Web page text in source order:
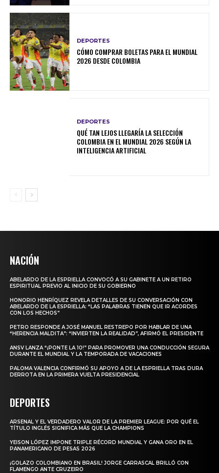
DEPORTES
CÓMO COMPRAR BOLETAS PARA EL MUNDIAL
2026 DESDE COLOMBIA
DEPORTES
QUÉ TAN LEJOS LLEGARÍA LA SELECCIÓN
COLOMBIA EN EL MUNDIAL 2026 SEGÚN LA
INTELIGENCIA ARTIFICIAL
NACIÓN
ABELARDO DE LA ESPRIELLA CONVOCÓ A SU GABINETE A UN RETIRO
ESPIRITUAL PREVIO AL INICIO DE SU GOBIERNO
HONORIO HENRÍQUEZ REVELA DETALLES DE SU CONVERSACIÓN CON
ABELARDO DE LA ESPRIELLA: “LAS PALABRAS TIENEN QUE IR ACORDES
CON LOS HECHOS”
PETRO RESPONDE A JOSÉ MANUEL RESTREPO POR HABLAR DE UNA
“HERENCIA MALDITA”: “INVIERTEN LA REALIDAD”, AFIRMÓ EL PRESIDENTE
ANSV LANZA “¡PONTE LA 10!” PARA PROMOVER UNA CONDUCCIÓN SEGURA
DURANTE EL MUNDIAL Y LA TEMPORADA DE VACACIONES
PALOMA VALENCIA CONFIRMÓ SU APOYO A DE LA ESPRIELLA TRAS DURA
DERROTA EN LA PRIMERA VUELTA PRESIDENCIAL
DEPORTES
ARSENAL Y EL VERDADERO VALOR DE LA PREMIER LEAGUE: POR QUÉ EL
TÍTULO INGLÉS SIGNIFICA MÁS QUE LA CHAMPIONS
YEISON LÓPEZ IMPONE TRIPLE RÉCORD MUNDIAL Y GANA ORO EN EL
PANAMERICANO DE PESAS 2026
¡GOLAZO COLOMBIANO EN BRASIL! JORGE CARRASCAL BRILLÓ CON
FLAMENGO ANTE CRUZEIRO